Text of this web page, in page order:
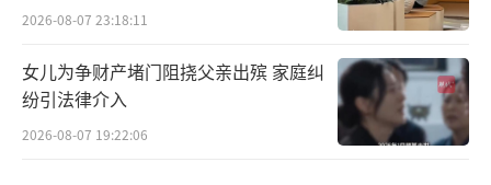
2026-08-07 23:18:11
女儿为争财产堵门阻挠父亲出殡 家庭纠
纷引法律介入
2026-08-07 19:22:06